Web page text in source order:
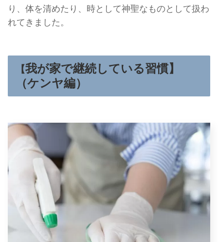
り、体を清めたり、時として神聖なものとして扱わ
れてきました。
【我が家で継続している習慣】
（ケンヤ編）